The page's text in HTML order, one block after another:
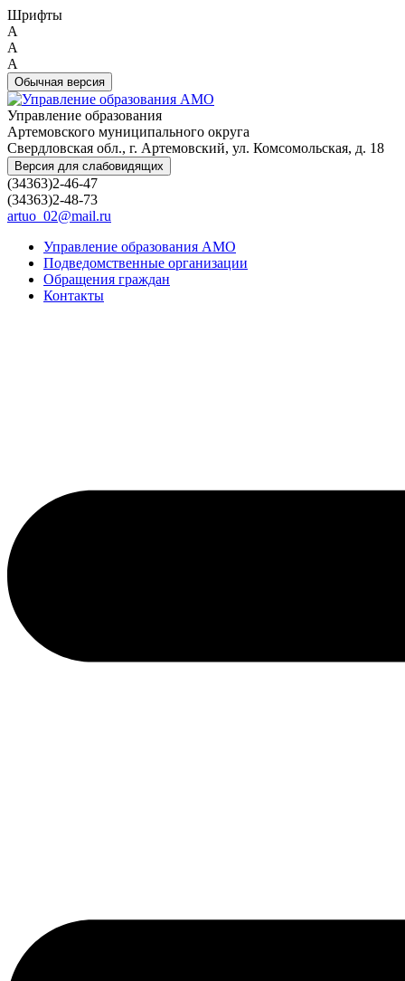
Шрифты
A
A
A
Обычная версия
Управление образования
Артемовского муниципального округа
Свердловская обл., г. Артемовский, ул. Комсомольская, д. 18
Версия для слабовидящих
(34363)2-46-47
(34363)2-48-73
artuo_02@mail.ru
Управление образования АМО
Подведомственные организации
Обращения граждан
Контакты